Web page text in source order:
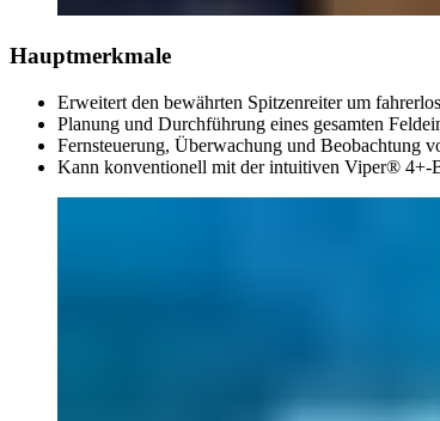
Hauptmerkmale
Erweitert den bewährten Spitzenreiter um
Planung und Durchführung eines gesamten
Fernsteuerung, Überwachung und Beobachtung
Kann konventionell mit der intuitiven Viper® 4+-